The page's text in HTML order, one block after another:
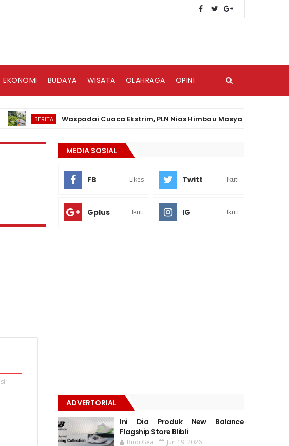
EKONOMI BUDAYA WISATA OLAHRAGA OPINI
BERITA Waspadai Cuaca Ekstrim, PLN Nias Himbau Masyarakat Peduli
MEDIA SOSIAL
FB Likes Twitt Ikuti
Gplus Ikuti IG Ikuti
ADVERTORIAL
Ini Dia Produk New Balance
Flagship Store Blibli
Budi Gea Jun 19, 2026